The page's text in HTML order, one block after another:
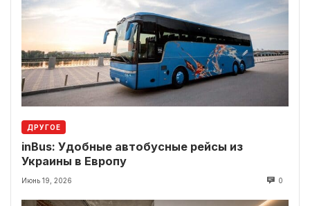
ДРУГОЕ
inBus: Удобные автобусные рейсы из
Украины в Европу
Июнь 19, 2026 0